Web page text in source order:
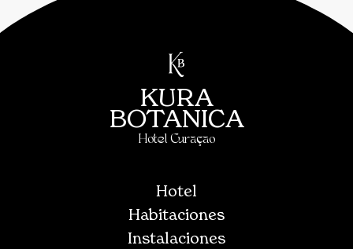
KURA
BOTANICA
Hotel Curaçao
Hotel
Habitaciones
Instalaciones